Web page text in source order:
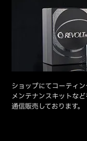
ショップにてコーティ
メンテナンスキットな
通信販売しております。